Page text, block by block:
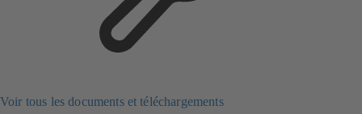
Voir tous les documents et téléchargements